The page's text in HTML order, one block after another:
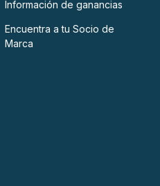
Información de ganancias
Encuentra a tu Socio de
Marca